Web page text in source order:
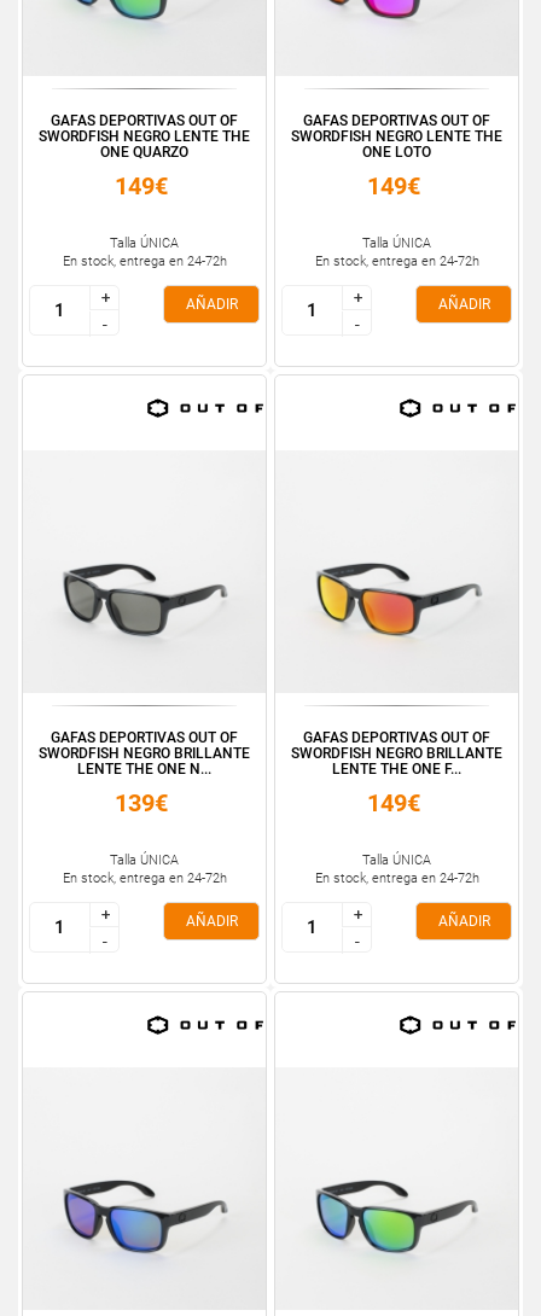
GAFAS DEPORTIVAS OUT OF
SWORDFISH NEGRO LENTE THE
ONE QUARZO
149€
Talla ÚNICA
En stock, entrega en 24-72h
+
-
+
-
AÑADIR
GAFAS DEPORTIVAS OUT OF
SWORDFISH NEGRO LENTE THE
ONE LOTO
149€
Talla ÚNICA
En stock, entrega en 24-72h
+
-
+
-
AÑADIR
GAFAS DEPORTIVAS OUT OF
SWORDFISH NEGRO BRILLANTE
LENTE THE ONE N...
139€
Talla ÚNICA
En stock, entrega en 24-72h
+
-
+
-
AÑADIR
GAFAS DEPORTIVAS OUT OF
SWORDFISH NEGRO BRILLANTE
LENTE THE ONE F...
149€
Talla ÚNICA
En stock, entrega en 24-72h
+
-
+
-
AÑADIR